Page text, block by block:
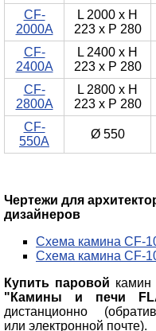
СF-
2000A
L 2000 x H
223 x P 280
СF-
2400A
L 2400 x H
223 x P 280
СF-
2800A
L 2800 x H
223 x P 280
СF-
550A
Ø 550
Чертежи для
дизайнеров
Схема камина CF-
Схема камина CF-
Купить паровой
"Камины и печи
дистанционно
или электронной почте).